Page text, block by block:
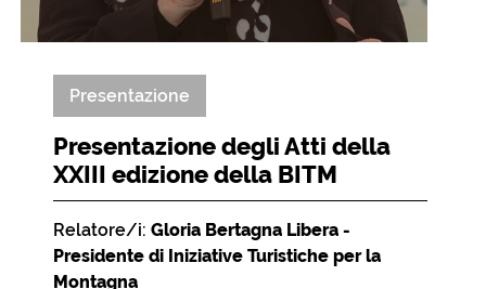
Presentazione
Presentazione degli Atti della
XXIII edizione della BITM
Relatore/i: Gloria Bertagna Libera -
Presidente di Iniziative Turistiche per la
Montagna